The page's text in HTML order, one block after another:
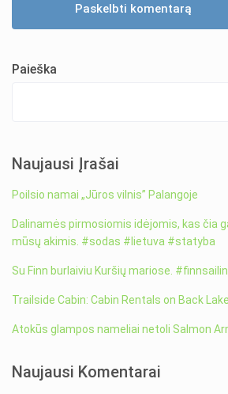
Paieška
Naujausi Įrašai
Poilsio namai „Jūros vilnis” Palangoje
Dalinamės pirmosiomis idėjomis, kas čia
mūsų akimis. #sodas #lietuva #statyba
Su Finn burlaiviu Kuršių mariose.
Trailside Cabin: Cabin Rentals on Back
Atokūs glampos nameliai netoli Salmon
Naujausi Komentarai